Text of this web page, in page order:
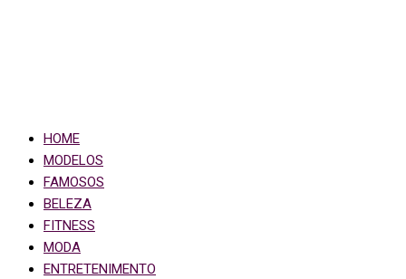
HOME
MODELOS
FAMOSOS
BELEZA
FITNESS
MODA
ENTRETENIMENTO